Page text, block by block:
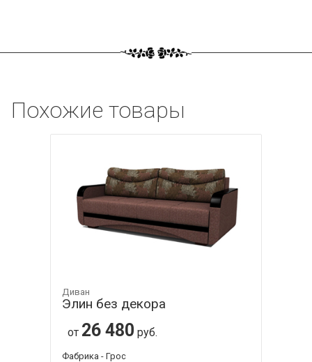
Похожие товары
Диван
Элин без декора
от 26 480 руб.
Фабрика - Грос